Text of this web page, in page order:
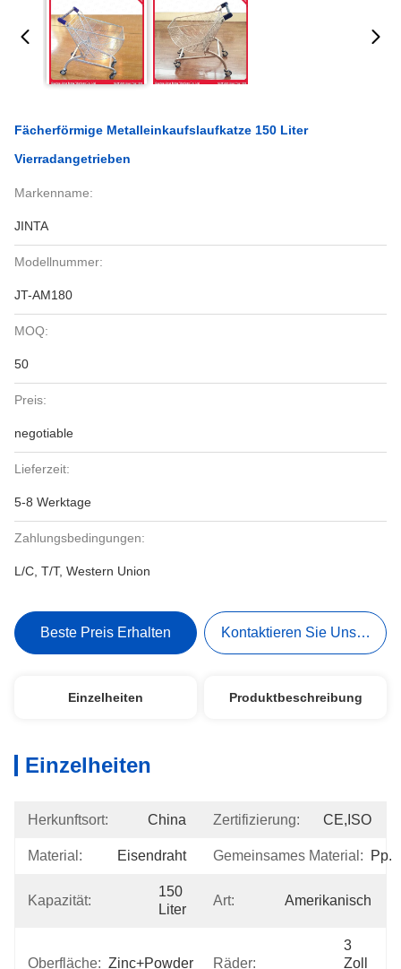
Fächerförmige Metalleinkaufslaufkatze 150 Liter
Vierradangetrieben
Markenname:
JINTA
Modellnummer:
JT-AM180
MOQ:
50
Preis:
negotiable
Lieferzeit:
5-8 Werktage
Zahlungsbedingungen:
L/C, T/T, Western Union
Beste Preis Erhalten Kontaktieren Sie Uns Jetzt
Einzelheiten Produktbeschreibung
Einzelheiten
Herkunftsort: China Zertifizierung: CE,ISO
Material: Eisendraht Gemeinsames Material: Pp.
Kapazität:
150
Liter
Art: Amerikanisch
Oberfläche: Zinc+powder Räder:
3
Zoll